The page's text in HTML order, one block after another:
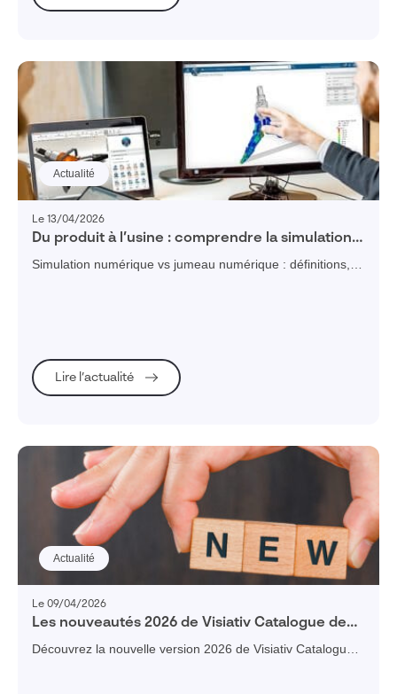
Actualité
Le 13/04/2026
Du produit à l’usine : comprendre la simulation
et le jumeau numérique dans l’industrie
Simulation numérique vs jumeau numérique : définitions,
Lire l’actualité
Actualité
Le 09/04/2026
Les nouveautés 2026 de Visiativ Catalogue de
Pièces Détachées : ce qu’il ne faut pas manquer
Découvrez la nouvelle version 2026 de Visiativ Catalogue